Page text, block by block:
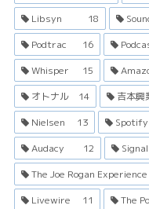
Libsyn
18
Podtrac
16
Whisper
15
オトナル
14 吉本興
Nielsen
13
Audacy
12
The Joe Rogan Experience
Livewire
11 The